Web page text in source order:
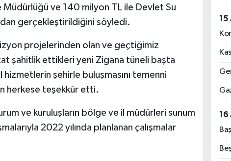
Müdürlüğü ve 140 milyon TL ile Devlet Su
gerçekleştirildiğini söyledi.
projelerinden olan ve geçtiğimiz
şahitlik ettikleri yeni Zigana tüneli başta
şehirle buluşmasını temenni
herkese teşekkür etti.
ve kuruluşların bölge ve il müdürleri sunum
2022 yılında planlanan çalışmalar
15
16